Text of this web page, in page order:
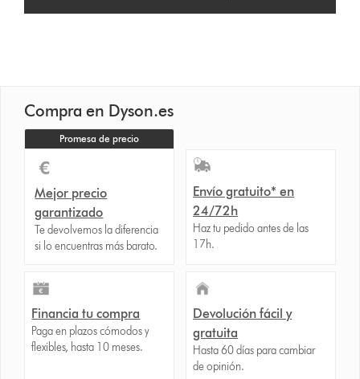
Compra en Dyson.es
Promesa de precio
Mejor precio
garantizado
Te devolvemos la diferencia
si lo encuentras más barato.
Envío gratuito* en
24/72h
Haz tu pedido antes de las
17h.
Financia tu compra
Paga en plazos cómodos y
flexibles, hasta 10 meses.
Devolución fácil y
gratuita
Hasta 60 días para cambiar
de opinión.